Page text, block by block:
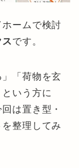
ームで検討
です。
」「荷物を玄
いう方に
は置き型・
整理してみ